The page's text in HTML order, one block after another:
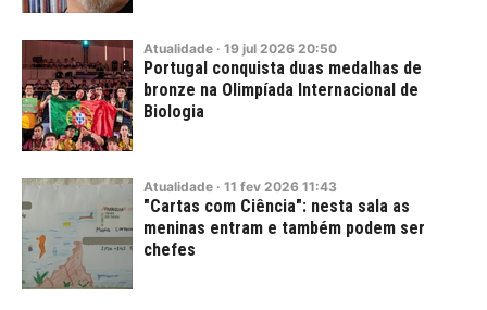
Atualidade · 19 jul 2026 20:50
Portugal conquista duas medalhas de
bronze na Olimpíada Internacional de
Biologia
Atualidade · 11 fev 2026 11:43
"Cartas com Ciência": nesta sala as
meninas entram e também podem ser
chefes